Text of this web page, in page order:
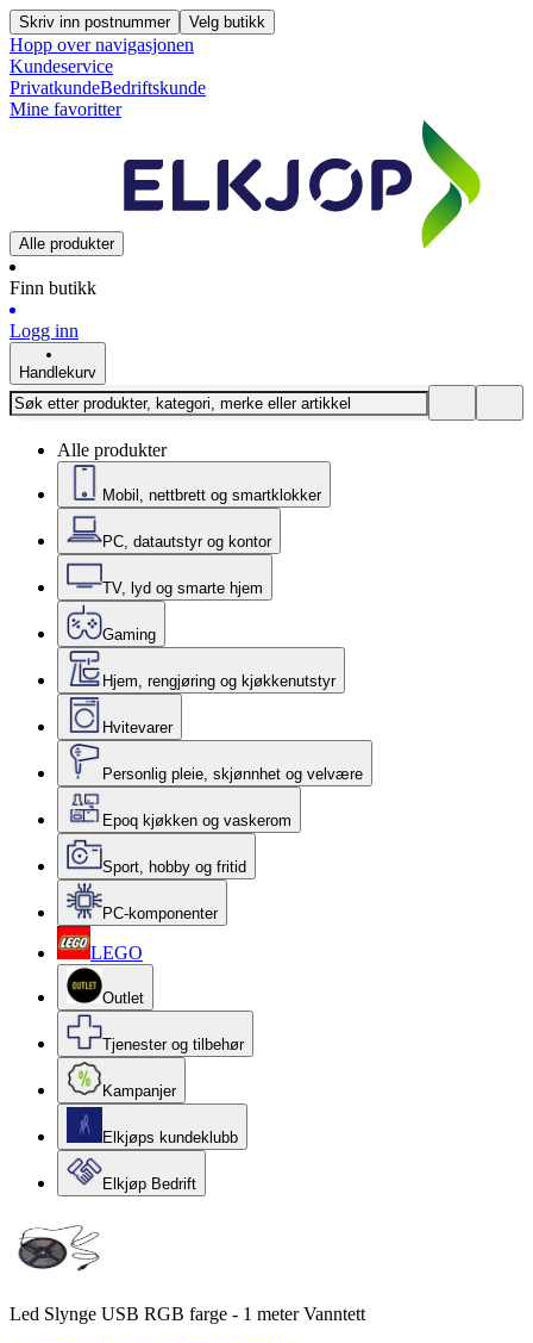
Skriv inn postnummer Velg butikk
Hopp over navigasjonen
Kundeservice
PrivatkundeBedriftskunde
Mine favoritter
Alle produkter
Finn butikk
Logg inn
Handlekurv
Alle produkter
Mobil, nettbrett og smartklokker
PC, datautstyr og kontor
TV, lyd og smarte hjem
Gaming
Hjem, rengjøring og kjøkkenutstyr
Hvitevarer
Personlig pleie, skjønnhet og velvære
Epoq kjøkken og vaskerom
Sport, hobby og fritid
PC-komponenter
LEGO
Outlet
Tjenester og tilbehør
Kampanjer
Elkjøps kundeklubb
Elkjøp Bedrift
Led Slynge USB RGB farge - 1 meter Vanntett